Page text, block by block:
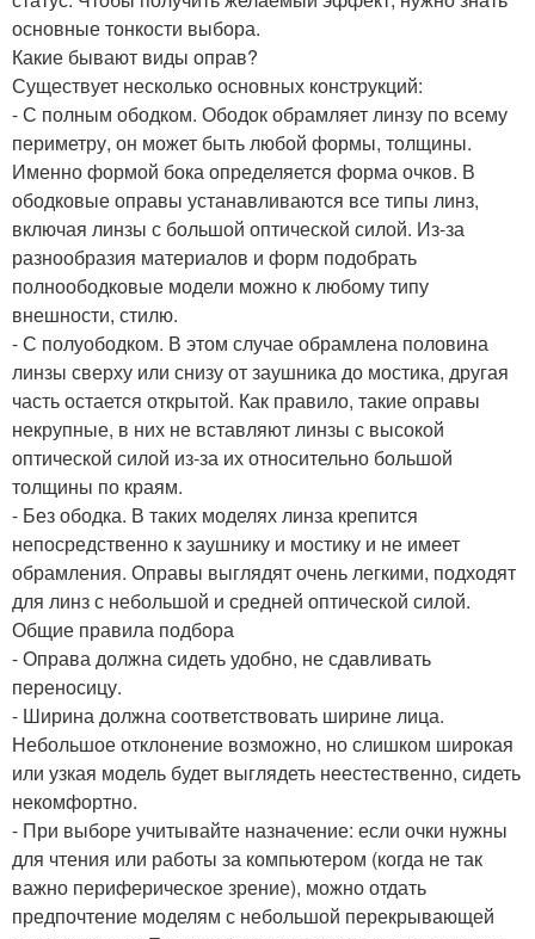
основные тонкости выбора.
Какие бывают виды оправ?
Существует несколько основных конструкций:
- С полным ободком. Ободок обрамляет линзу по всему
периметру, он может быть любой формы, толщины.
Именно формой бока определяется форма очков. В
ободковые оправы устанавливаются все типы линз,
включая линзы с большой оптической силой. Из-за
разнообразия материалов и форм подобрать
полноободковые модели можно к любому типу
внешности, стилю.
- С полуободком. В этом случае обрамлена половина
линзы сверху или снизу от заушника до мостика, другая
часть остается открытой. Как правило, такие оправы
некрупные, в них не вставляют линзы с высокой
оптической силой из-за их относительно большой
толщины по краям.
- Без ободка. В таких моделях линза крепится
непосредственно к заушнику и мостику и не имеет
обрамления. Оправы выглядят очень легкими, подходят
для линз с небольшой и средней оптической силой.
Общие правила подбора
- Оправа должна сидеть удобно, не сдавливать
переносицу.
- Ширина должна соответствовать ширине лица.
Небольшое отклонение возможно, но слишком широкая
или узкая модель будет выглядеть неестественно, сидеть
некомфортно.
- При выборе учитывайте назначение: если очки нужны
для чтения или работы за компьютером (когда не так
важно периферическое зрение), можно отдать
предпочтение моделям с небольшой перекрывающей